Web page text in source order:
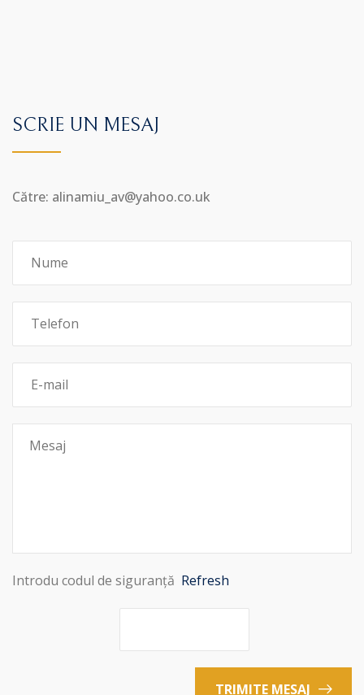
SCRIE UN MESAJ
Către: alinamiu_av@yahoo.co.uk
Introdu codul de siguranță Refresh
TRIMITE MESAJ